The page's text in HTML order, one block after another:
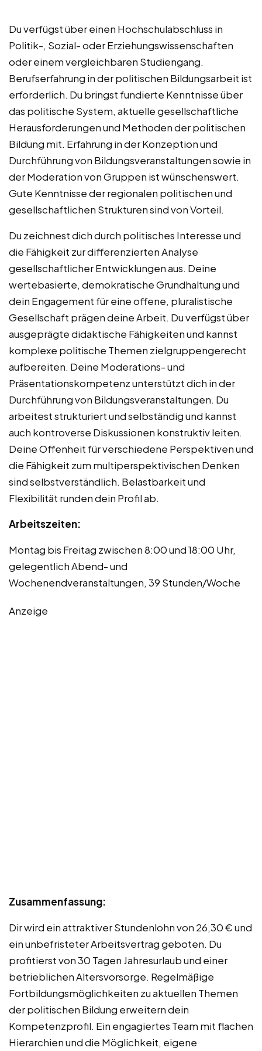
Du verfügst über einen Hochschulabschluss in
Politik-, Sozial- oder Erziehungswissenschaften
oder einem vergleichbaren Studiengang.
Berufserfahrung in der politischen Bildungsarbeit ist
erforderlich. Du bringst fundierte Kenntnisse über
das politische System, aktuelle gesellschaftliche
Herausforderungen und Methoden der politischen
Bildung mit. Erfahrung in der Konzeption und
Durchführung von Bildungsveranstaltungen sowie in
der Moderation von Gruppen ist wünschenswert.
Gute Kenntnisse der regionalen politischen und
gesellschaftlichen Strukturen sind von Vorteil.
Du zeichnest dich durch politisches Interesse und
die Fähigkeit zur differenzierten Analyse
gesellschaftlicher Entwicklungen aus. Deine
wertebasierte, demokratische Grundhaltung und
dein Engagement für eine offene, pluralistische
Gesellschaft prägen deine Arbeit. Du verfügst über
ausgeprägte didaktische Fähigkeiten und kannst
komplexe politische Themen zielgruppengerecht
aufbereiten. Deine Moderations- und
Präsentationskompetenz unterstützt dich in der
Durchführung von Bildungsveranstaltungen. Du
arbeitest strukturiert und selbständig und kannst
auch kontroverse Diskussionen konstruktiv leiten.
Deine Offenheit für verschiedene Perspektiven und
die Fähigkeit zum multiperspektivischen Denken
sind selbstverständlich. Belastbarkeit und
Flexibilität runden dein Profil ab.
Arbeitszeiten:
Montag bis Freitag zwischen 8:00 und 18:00 Uhr,
gelegentlich Abend- und
Wochenendveranstaltungen, 39 Stunden/Woche
Anzeige
Zusammenfassung:
Dir wird ein attraktiver Stundenlohn von 26,30 € und
ein unbefristeter Arbeitsvertrag geboten. Du
profitierst von 30 Tagen Jahresurlaub und einer
betrieblichen Altersvorsorge. Regelmäßige
Fortbildungsmöglichkeiten zu aktuellen Themen
der politischen Bildung erweitern dein
Kompetenzprofil. Ein engagiertes Team mit flachen
Hierarchien und die Möglichkeit, eigene